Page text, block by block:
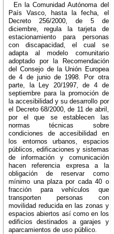
En la Comunidad Autónoma del
País Vasco, hasta la fecha, el
Decreto 256/2000, de 5 de
diciembre, regula la tarjeta de
estacionamiento para personas
con discapacidad, el cual se
adapta al modelo comunitario
adoptado por la Recomendación
del Consejo de la Unión Europea
de 4 de junio de 1998. Por otra
parte, la Ley 20/1997, de 4 de
septiembre para la promoción de
la accesibilidad y su desarrollo por
el Decreto 68/2000, de 11 de abril,
por el que se establecen las
normas técnicas sobre
condiciones de accesibilidad en
los entornos urbanos, espacios
públicos, edificaciones y sistemas
de información y comunicación
hacen referencia expresa a la
obligación de reservar como
mínimo una plaza por cada 40 o
fracción para vehículos que
transporten personas con
movilidad reducida en las zonas y
espacios abiertos así como en los
edificios destinados a garajes y
aparcamientos de uso público.